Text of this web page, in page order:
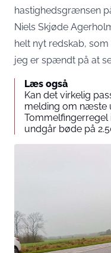
hastighedsgrænsen
Niels Skjøde
helt nyt redskab,
jeg er spændt på at
Læs også
Kan det virkelig
melding om næste
Tommelfingerregel
undgår bøde på